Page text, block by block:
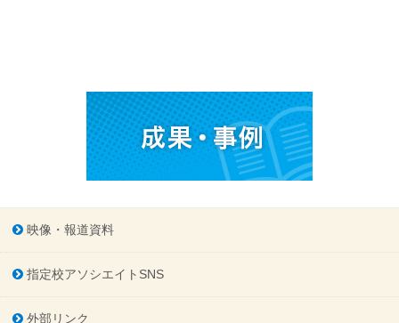
映像・報道資料
指定校アソシエイトSNS
外部リンク